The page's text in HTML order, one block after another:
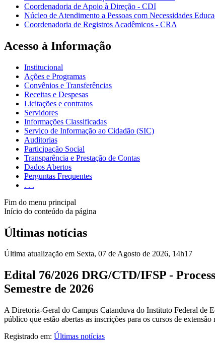
Coordenadoria de Apoio à Direção - CDI
Núcleo de Atendimento a Pessoas com Necessidades
Coordenadoria de Registros Acadêmicos - CRA
Acesso à Informação
Institucional
Ações e Programas
Convênios e Transferências
Receitas e Despesas
Licitações e contratos
Servidores
Informações Classificadas
Serviço de Informação ao Cidadão (SIC)
Auditorias
Participação Social
Transparência e Prestação de Contas
Dados Abertos
Perguntas Frequentes
. . .
Fim do menu principal
Início do conteúdo da página
Últimas notícias
Última atualização em Sexta, 07 de Agosto de 2026, 14h17
Edital 76/2026 DRG/CTD/IFSP -
Semestre de 2026
A Diretoria-Geral do Campus Catanduva do Instituto Federal de
público que estão abertas as inscrições para os cursos de
Registrado em: Últimas notícias